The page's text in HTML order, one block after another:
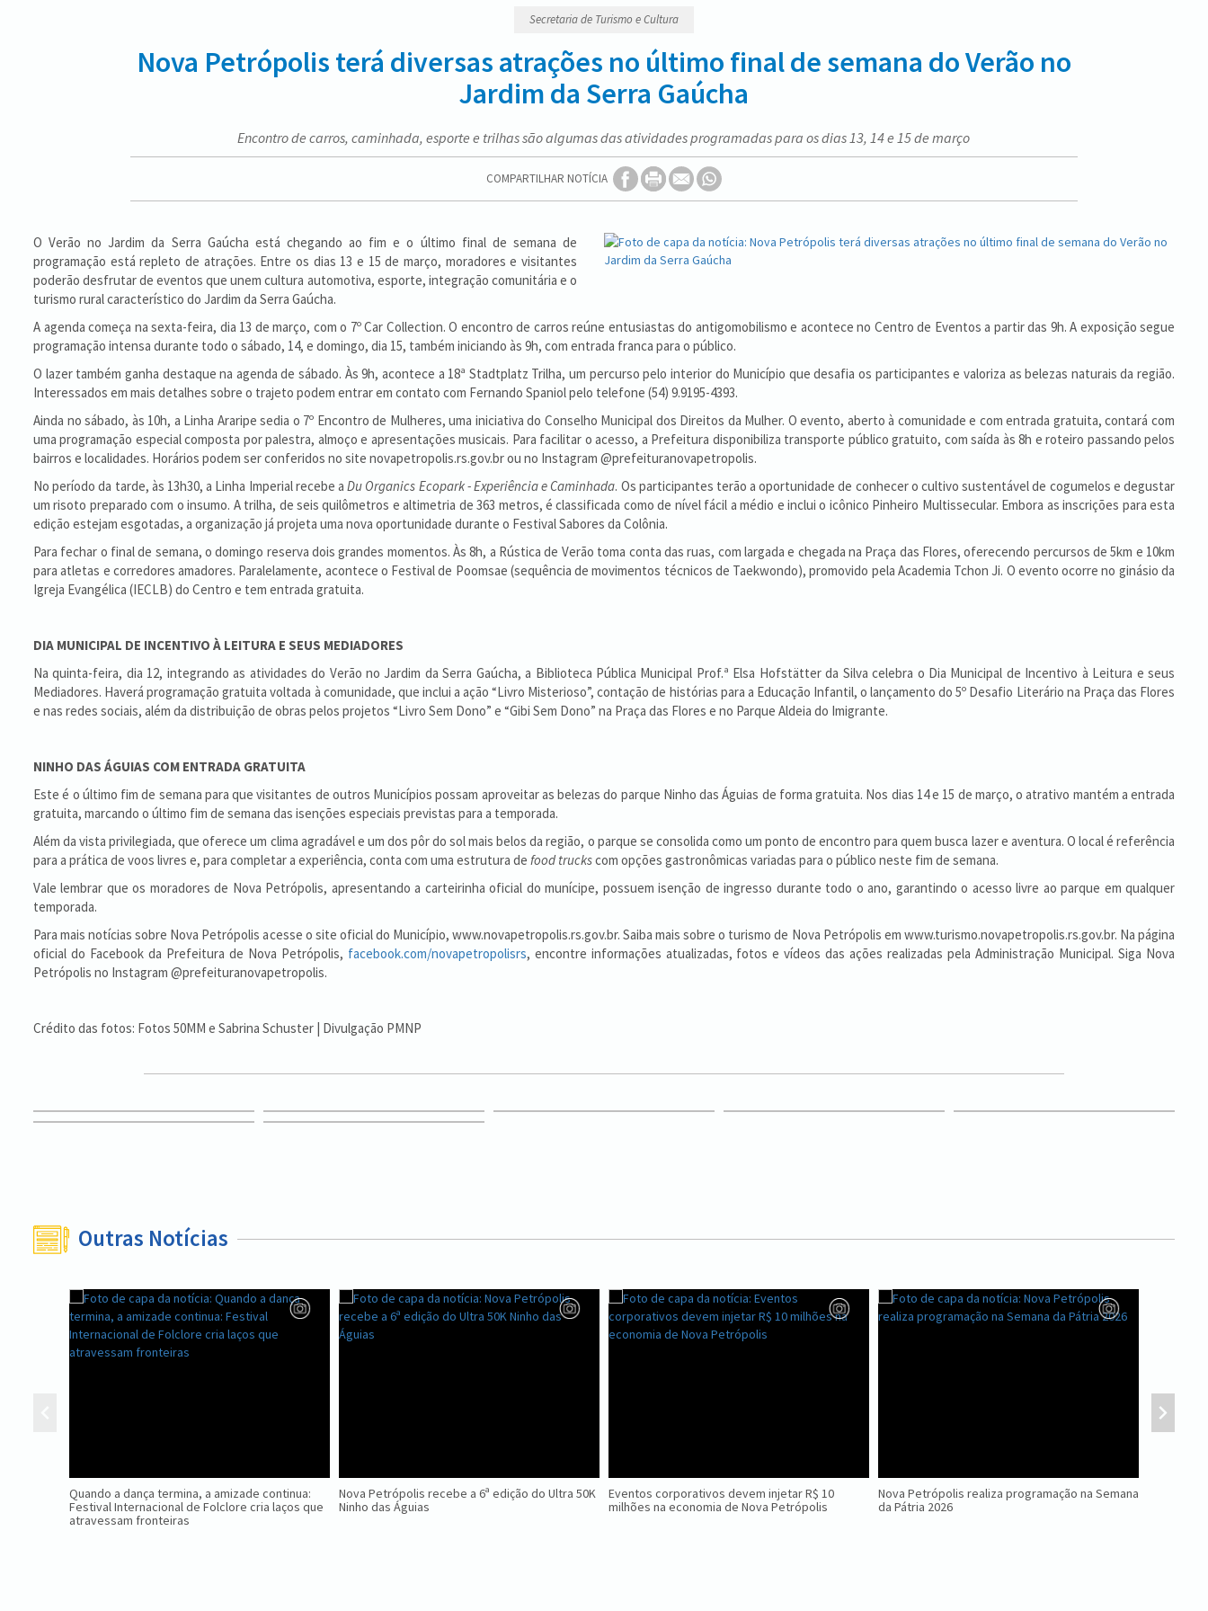
Secretaria de Turismo e Cultura
Nova Petrópolis terá diversas atrações no último final de semana do Verão no
Jardim da Serra Gaúcha
Encontro de carros, caminhada, esporte e trilhas são algumas das atividades programadas para os dias 13, 14 e 15 de março
COMPARTILHAR NOTÍCIA
O Verão no Jardim da Serra Gaúcha está chegando ao fim e o último final de semana de
programação está repleto de atrações. Entre os dias 13 e 15 de março, moradores e visitantes
poderão desfrutar de eventos que unem cultura automotiva, esporte, integração comunitária e o
turismo rural característico do Jardim da Serra Gaúcha.
A agenda começa na sexta-feira, dia 13 de março, com o 7º Car Collection. O encontro de carros reúne entusiastas do antigomobilismo e acontece no Centro de Eventos a partir das 9h. A exposição segue
programação intensa durante todo o sábado, 14, e domingo, dia 15, também iniciando às 9h, com entrada franca para o público.
O lazer também ganha destaque na agenda de sábado. Às 9h, acontece a 18ª Stadtplatz Trilha, um percurso pelo interior do Município que desafia os participantes e valoriza as belezas naturais da região.
Interessados em mais detalhes sobre o trajeto podem entrar em contato com Fernando Spaniol pelo telefone (54) 9.9195-4393.
Ainda no sábado, às 10h, a Linha Araripe sedia o 7º Encontro de Mulheres, uma iniciativa do Conselho Municipal dos Direitos da Mulher. O evento, aberto à comunidade e com entrada gratuita, contará com
uma programação especial composta por palestra, almoço e apresentações musicais. Para facilitar o acesso, a Prefeitura disponibiliza transporte público gratuito, com saída às 8h e roteiro passando pelos
bairros e localidades. Horários podem ser conferidos no site novapetropolis.rs.gov.br ou no Instagram @prefeituranovapetropolis.
No período da tarde, às 13h30, a Linha Imperial recebe aDu Organics Ecopark - Experiência e Caminhada. Os participantes terão a oportunidade de conhecer o cultivo sustentável de cogumelos e degustar
um risoto preparado com o insumo. A trilha, de seis quilômetros e altimetria de 363 metros, é classificada como de nível fácil a médio e inclui o icônico Pinheiro Multissecular. Embora as inscrições para esta
edição estejam esgotadas, a organização já projeta uma nova oportunidade durante o Festival Sabores da Colônia.
Para fechar o final de semana, o domingo reserva dois grandes momentos. Às 8h, a Rústica de Verão toma conta das ruas, com largada e chegada na Praça das Flores, oferecendo percursos de 5km e 10km
para atletas e corredores amadores. Paralelamente, acontece o Festival de Poomsae (sequência de movimentos técnicos de Taekwondo), promovido pela Academia Tchon Ji. O evento ocorre no ginásio da
Igreja Evangélica (IECLB) do Centro e tem entrada gratuita.
DIA MUNICIPAL DE INCENTIVO À LEITURA E SEUS MEDIADORES
Na quinta-feira, dia 12, integrando as atividades do Verão no Jardim da Serra Gaúcha, a Biblioteca Pública Municipal Prof.ª Elsa Hofstätter da Silva celebra o Dia Municipal de Incentivo à Leitura e seus
Mediadores. Haverá programação gratuita voltada à comunidade, que inclui a ação “Livro Misterioso”, contação de histórias para a Educação Infantil, o lançamento do 5º Desafio Literário na Praça das Flores
e nas redes sociais, além da distribuição de obras pelos projetos “Livro Sem Dono” e “Gibi Sem Dono” na Praça das Flores e no Parque Aldeia do Imigrante.
NINHO DAS ÁGUIAS COM ENTRADA GRATUITA
Este é o último fim de semana para que visitantes de outros Municípios possam aproveitar as belezas do parque Ninho das Águias de forma gratuita. Nos dias 14 e 15 de março, o atrativo mantém a entrada
gratuita, marcando o último fim de semana das isenções especiais previstas para a temporada.
Além da vista privilegiada, que oferece um clima agradável e um dos pôr do sol mais belos da região, o parque se consolida como um ponto de encontro para quem busca lazer e aventura. O local é referência
para a prática de voos livres e, para completar a experiência, conta com uma estrutura de food truckscom opções gastronômicas variadas para o público neste fim de semana.
Vale lembrar que os moradores de Nova Petrópolis, apresentando a carteirinha oficial do munícipe, possuem isenção de ingresso durante todo o ano, garantindo o acesso livre ao parque em qualquer
temporada.
Para mais notícias sobre Nova Petrópolis acesse o site oficial do Município, www.novapetropolis.rs.gov.br. Saiba mais sobre o turismo de Nova Petrópolis em www.turismo.novapetropolis.rs.gov.br. Na página
oficial do Facebook da Prefeitura de Nova Petrópolis, facebook.com/novapetropolisrs, encontre informações atualizadas, fotos e vídeos das ações realizadas pela Administração Municipal. Siga Nova
Petrópolis no Instagram @prefeituranovapetropolis.
Crédito das fotos: Fotos 50MM e Sabrina Schuster | Divulgação PMNP
Outras Notícias
Quando a dança termina, a amizade continua:
Festival Internacional de Folclore cria laços que
atravessam fronteiras
Nova Petrópolis recebe a 6ª edição do Ultra 50K
Ninho das Águias
Eventos corporativos devem injetar R$ 10
milhões na economia de Nova Petrópolis
Nova Petrópolis realiza programação na Semana
da Pátria 2026